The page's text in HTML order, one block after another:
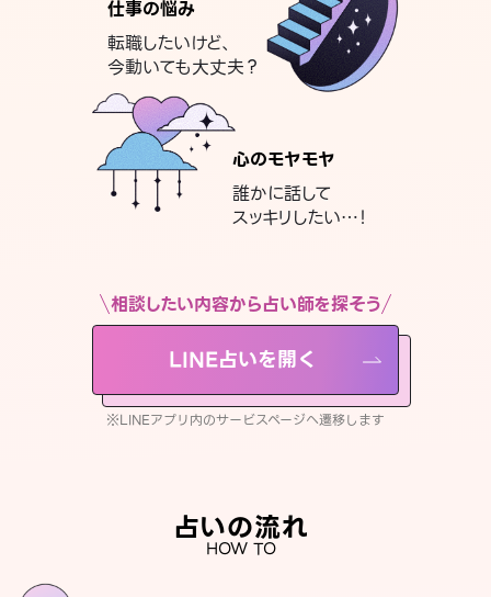
仕事の悩み
転職したいけど、
今動いても大丈夫？
心のモヤモヤ
誰かに話して
スッキリしたい…！
相談したい内容から占い師を探そう
LINE占いを開く
※LINEアプリ内のサービスページへ遷移します
占いの流れ
HOW TO